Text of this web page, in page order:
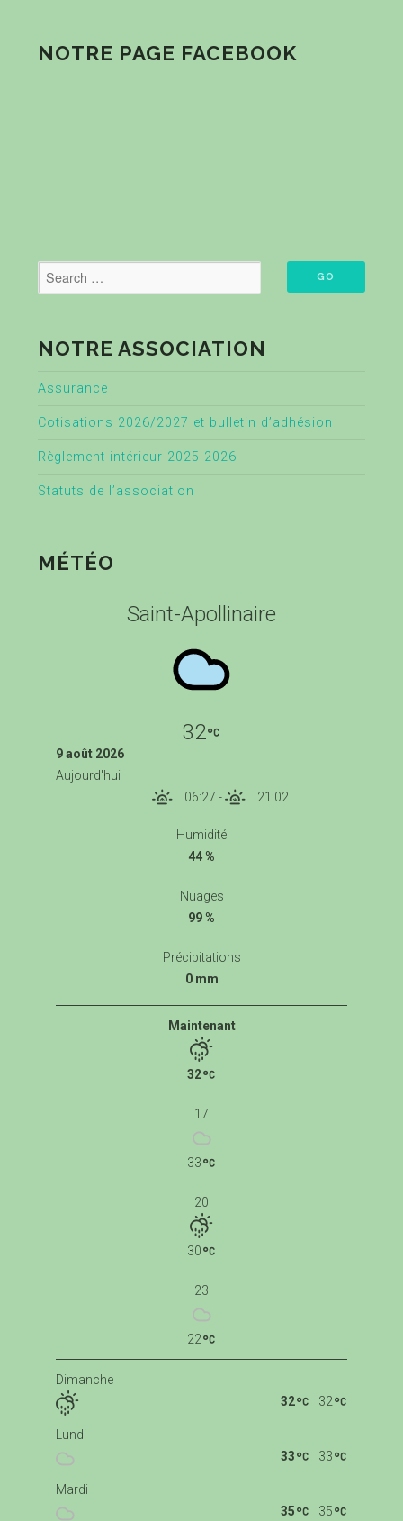
NOTRE PAGE FACEBOOK
NOTRE ASSOCIATION
Assurance
Cotisations 2026/2027 et bulletin d’adhésion
Règlement intérieur 2025-2026
Statuts de l’association
MÉTÉO
Saint-Apollinaire
32
9 août 2026
Aujourd'hui
06:27 - 21:02
Humidité
44 %
Nuages
99 %
Précipitations
0 mm
Maintenant
32
17
33
20
30
23
22
Dimanche
32
32
Lundi
33
33
Mardi
35
35